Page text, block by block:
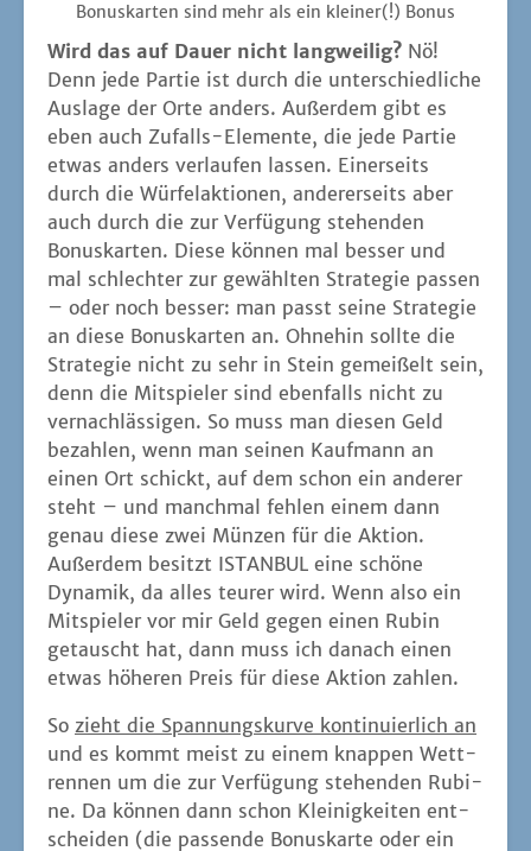
Bonus­kar­ten sind mehr als ein klei­ner(!) Bonus
Wird das auf Dau­er nicht lang­wei­lig? Nö!
Denn jede Par­tie ist durch die unter­schied­li­che
Aus­la­ge der Orte anders. Außer­dem gibt es
eben auch Zufalls-Ele­men­te, die jede Par­tie
etwas anders ver­lau­fen las­sen. Einer­seits
durch die Wür­fel­ak­tio­nen, ande­rer­seits aber
auch durch die zur Ver­fü­gung ste­hen­den
Bonus­kar­ten. Die­se kön­nen mal bes­ser und
mal schlech­ter zur gewähl­ten Stra­te­gie pas­sen
– oder noch bes­ser: man passt sei­ne Stra­te­gie
an die­se Bonus­kar­ten an. Ohne­hin soll­te die
Stra­te­gie nicht zu sehr in Stein gemei­ßelt sein,
denn die Mit­spie­ler sind eben­falls nicht zu
ver­nach­läs­si­gen. So muss man die­sen Geld
bezah­len, wenn man sei­nen Kauf­mann an
einen Ort schickt, auf dem schon ein ande­rer
steht – und manch­mal feh­len einem dann
genau die­se zwei Mün­zen für die Akti­on.
Außer­dem besitzt ISTANBUL eine schö­ne
Dyna­mik, da alles teu­rer wird. Wenn also ein
Mit­spie­ler vor mir Geld gegen einen Rubin
getauscht hat, dann muss ich danach einen
etwas höhe­ren Preis für die­se Akti­on zahlen.
So zieht die Span­nungs­kur­ve kon­ti­nu­ier­lich an
und es kommt meist zu einem knap­pen Wett­
ren­nen um die zur Ver­fü­gung ste­hen­den Rubi­
ne. Da kön­nen dann schon Klei­nig­kei­ten ent­
schei­den (die pas­sen­de Bonus­kar­te oder ein